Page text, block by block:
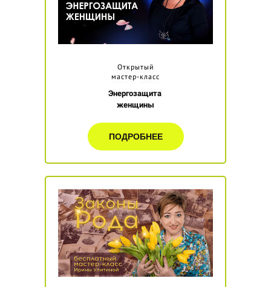
Открытый
мастер-класс
Энергозащита
женщины
ПОДРОБНЕЕ